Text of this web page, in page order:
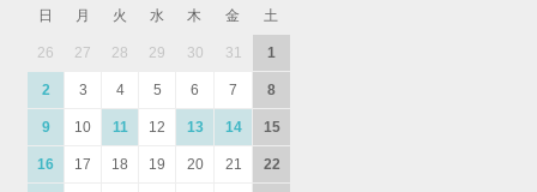
日
月 火 水 木 金 土
26 27 28 29 30 31 1
2 3 4 5 6 7 8
9 10 11 12 13 14 15
16 17 18 19 20 21 22